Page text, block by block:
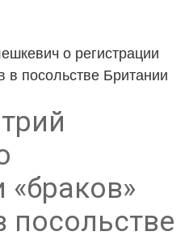
о регистрации
в посольстве Британии
«браков»
посольстве